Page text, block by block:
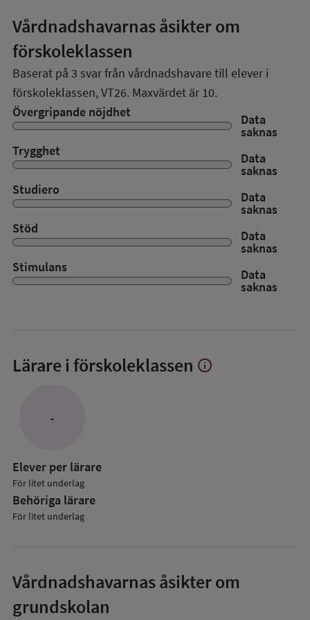
Vårdnadshavarnas åsikter om
förskoleklassen
Baserat på 3 svar från vårdnadshavare till elever i
förskoleklassen,VT26. Maxvärdet är 10.
Övergripande nöjdhet
Data
saknas
Trygghet
Data
saknas
Studiero
Data
saknas
Stöd
Data
saknas
Stimulans
Data
saknas
Lärare i förskoleklassen Visa
info
-
Elever per lärare
För litet underlag
Behöriga lärare
För litet underlag
Vårdnadshavarnas åsikter om
grundskolan